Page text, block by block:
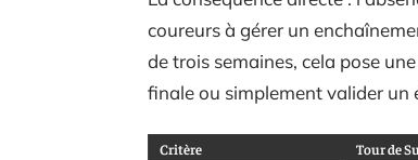
coureurs à gérer un
de trois semaines, cela pose
finale ou simplement valider un
Critère Tour de